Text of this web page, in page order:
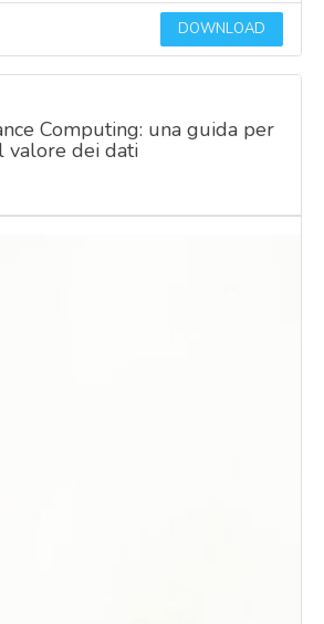
DOWNLOAD
Computing: una guida per
valore dei dati